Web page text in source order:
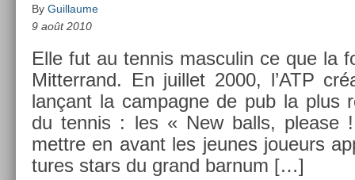
By Guillaume
9 août 2010
Elle fut au ten­nis mas­culin ce que la
Mit­terrand. En juil­let 2000, l’ATP
lançant la cam­pagne de pub la plus
du ten­nis : les « New balls, please
mettre en avant les jeunes joueurs
tures stars du grand bar­num […]